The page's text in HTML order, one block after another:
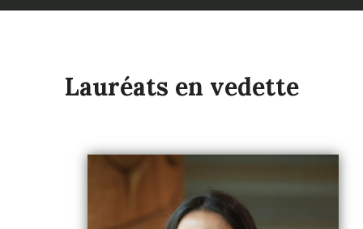
Lauréats en vedette